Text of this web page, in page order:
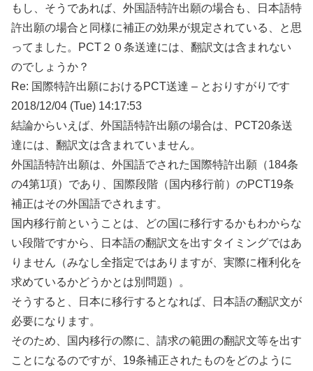
もし、そうであれば、外国語特許出願の場合も、日本語特
許出願の場合と同様に補正の効果が規定されている、と思
ってました。PCT２０条送達には、翻訳文は含まれない
のでしょうか？
Re: 国際特許出願におけるPCT送達 – とおりすがりです
2018/12/04 (Tue) 14:17:53
結論からいえば、外国語特許出願の場合は、PCT20条送
達には、翻訳文は含まれていません。
外国語特許出願は、外国語でされた国際特許出願（184条
の4第1項）であり、国際段階（国内移行前）のPCT19条
補正はその外国語でされます。
国内移行前ということは、どの国に移行するかもわからな
い段階ですから、日本語の翻訳文を出すタイミングではあ
りません（みなし全指定ではありますが、実際に権利化を
求めているかどうかとは別問題）。
そうすると、日本に移行するとなれば、日本語の翻訳文が
必要になります。
そのため、国内移行の際に、請求の範囲の翻訳文等を出す
ことになるのですが、19条補正されたものをどのように